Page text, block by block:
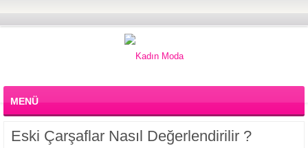
MENÜ
Eski Çarşaflar Nasıl Değerlendirilir ?